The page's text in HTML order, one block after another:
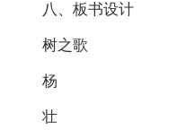
八、板书设计
树之歌
杨
壮